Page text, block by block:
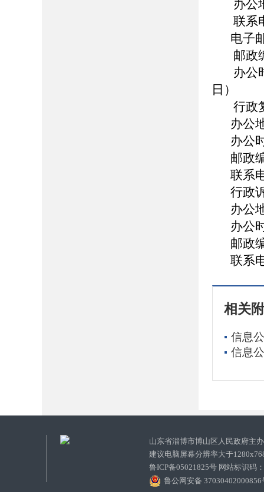
办公
联系
电子
邮政
办公
日）
行政
办公
办公
邮政
联系
行政
办公
办公
邮政
联系
相关
信息
信息
山东省淄博市博山区人民政府
建议电脑屏幕分辨率大于
鲁ICP备05021825号 网站标识码
鲁公网安备 37030402000856